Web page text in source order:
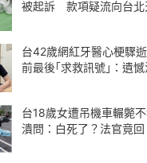
被起訴 款項疑流向台北
台42歲網紅牙醫心梗驟
前最後｢求救訊號｣：遺
台18歲女遭吊機車輾斃
潰問：白死了？法官竟